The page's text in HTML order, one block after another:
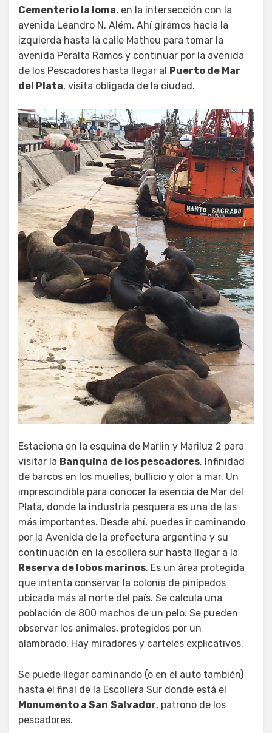
Cementerio la loma, en la intersección con la
avenida Leandro N. Além. Ahí giramos hacia la
izquierda hasta la calle Matheu para tomar la
avenida Peralta Ramos y continuar por la avenida
de los Pescadores hasta llegar al
Puerto de Mar
del Plata, visita obligada de la ciudad.
Estaciona en la esquina de Marlin y Mariluz 2 para
visitar la Banquina de los pescadores. Infinidad
de barcos en los muelles, bullicio y olor a mar. Un
imprescindible para conocer la esencia de Mar del
Plata, donde la industria pesquera es una de las
más importantes. Desde ahí, puedes ir caminando
por la Avenida de la prefectura argentina y su
continuación en la escollera sur hasta llegar a la
Reserva de lobos marinos. Es un área protegida
que intenta conservar la colonia de pinípedos
ubicada más al norte del país. Se calcula una
población de 800 machos de un pelo. Se pueden
observar los animales, protegidos por un
alambrado. Hay miradores y carteles explicativos.
Se puede llegar caminando (o en el auto también)
hasta el final de la Escollera Sur donde está el
Monumento a San Salvador, patrono de los
pescadores.